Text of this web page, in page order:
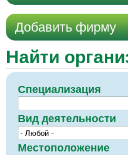
Добавить фирму
Найти
Специализация
Вид деятельности
Местоположение